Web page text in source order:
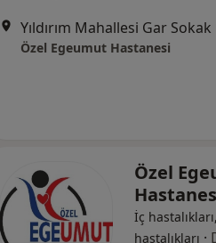
Özel Egeumut Hastanesi
Özel
İç
hastalıkları ·